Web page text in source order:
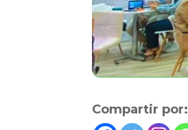
Compartir por: